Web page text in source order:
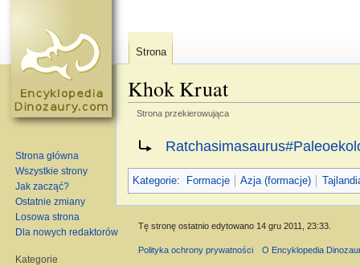
Khok Kruat
Strona przekierowująca
Przekierowanie do:
Kategorie: Formacje Azja (formacje)
Strona
Strona główna
Wszystkie strony
Jak zacząć?
Ostatnie zmiany
Losowa strona
Dla nowych redaktorów
Kategorie
Tę stronę ostatnio edytowano 14 gru 2011, 23:33.
Polityka ochrony prywatności O Encyklopedia